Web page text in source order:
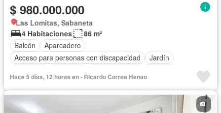
$ 980.000.000
Las Lomitas, Sabaneta
4 Habitaciones
86 m²
Balcón
Aparcadero
Acceso para personas con discapacidad
Jardín
Ascensor
Gas natural Seguridad privada
Agua
Hace 5 días, 12 horas en - Ricardo Correa Henao